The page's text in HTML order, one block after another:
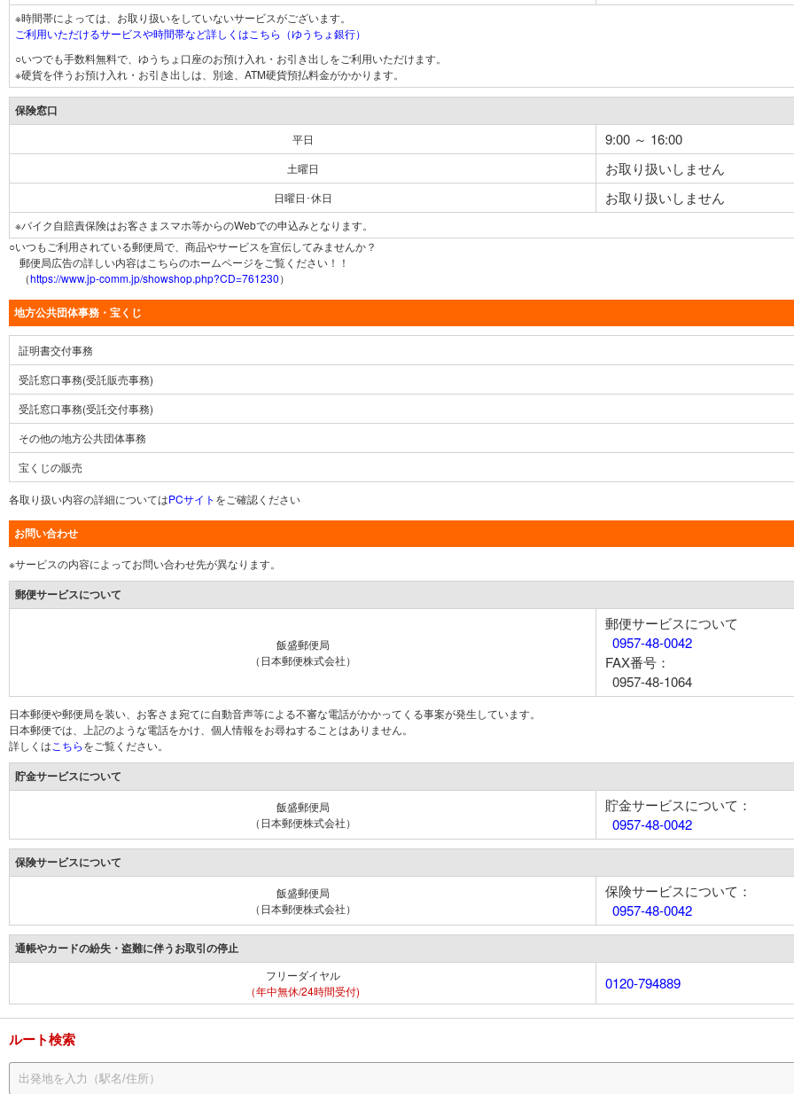
※時間帯によっては、お取り扱いをしていないサービスがございます。
ご利用いただけるサービスや時間帯など詳しくはこちら（ゆうちょ銀行）
○いつでも手数料無料で、ゆうちょ口座のお預け入れ・お引き出しをご利用いただけます。
※硬貨を伴うお預け入れ・お引き出しは、別途、ATM硬貨預払料金がかかります。
保険窓口
平日 9:00 ～ 16:00
土曜日 お取り扱いしません
日曜日･休日 お取り扱いしません
※バイク自賠責保険はお客さまスマホ等からのWebでの申込みとなります。
○いつもご利用されている郵便局で、商品やサービスを宣伝してみませんか？
郵便局広告の詳しい内容はこちらのホームページをご覧ください！！
（https://www.jp-comm.jp/showshop.php?CD=761230）
地方公共団体事務・宝くじ
証明書交付事務
受託窓口事務(受託販売事務)
受託窓口事務(受託交付事務)
その他の地方公共団体事務
宝くじの販売
各取り扱い内容の詳細についてはPCサイト をご確認ください
お問い合わせ
※サービスの内容によってお問い合わせ先が異なります。
郵便サービスについて
飯盛郵便局
（日本郵便株式会社）
郵便サービスについて
0957-48-0042
FAX番号：
0957-48-1064
日本郵便や郵便局を装い、お客さま宛てに自動音声等による不審な電話がかかってくる事案が発生しています。
日本郵便では、上記のような電話をかけ、個人情報をお尋ねすることはありません。
詳しくは こちらをご覧ください。
貯金サービスについて
飯盛郵便局
（日本郵便株式会社）
貯金サービスについて：
0957-48-0042
保険サービスについて
飯盛郵便局
（日本郵便株式会社）
保険サービスについて：
0957-48-0042
通帳やカードの紛失・盗難に伴うお取引の停止
フリーダイヤル
（年中無休/24時間受付)
0120-794889
ルート検索